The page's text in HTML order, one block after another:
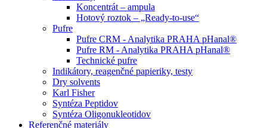
Koncentrát – ampula
Hotový roztok – „Ready-to-use“
Pufre
Pufre CRM - Analytika PRAHA pHanal®
Pufre RM - Analytika PRAHA pHanal®
Technické pufre
Indikátory, reagenčné papieriky, testy
Dry solvents
Karl Fisher
Syntéza Peptidov
Syntéza Oligonukleotidov
Referenčné materiály